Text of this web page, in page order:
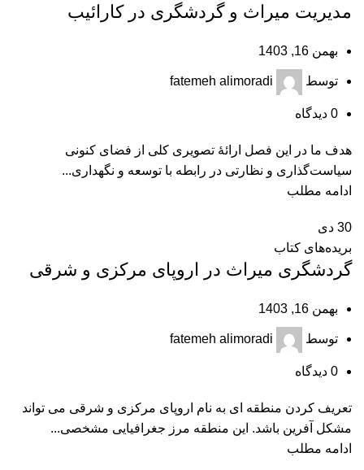
مدیریت میراث و گردشگری در کارائیب
بهمن 16, 1403
توسط fatemeh alimoradi
0 دیدگاه
هدف ما در این فصل ارائۀ تصویری کلی از فضای کنونی
سیاست‌گذاری و نظارتی در رابطه با توسعه و نگهداری...
ادامه مطلب
30 دی
بریده‌های کتاب
گردشگری میراث در اروپای مرکزی و شرقی
بهمن 16, 1403
توسط fatemeh alimoradi
0 دیدگاه
تعریف کردن منطقه ای به نام اروپای مرکزی و شرقی می تواند
مشکل آفرین باشد. این منطقه مرز جغرافیایی مشخصی...
ادامه مطلب